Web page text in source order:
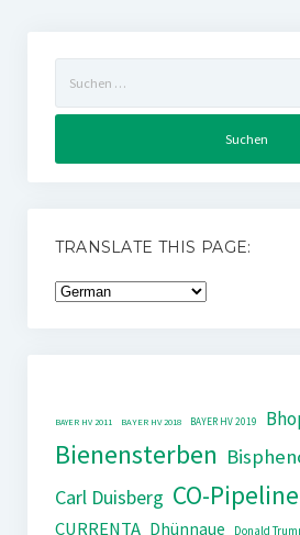
nach:
TRANSLATE THIS PAGE:
BAYER HV 2011 BAYER HV 2018 BAYER HV 2019
Bienensterben
Carl Duisberg CO-Pipeline
CURRENTA Dhünnaue Donald